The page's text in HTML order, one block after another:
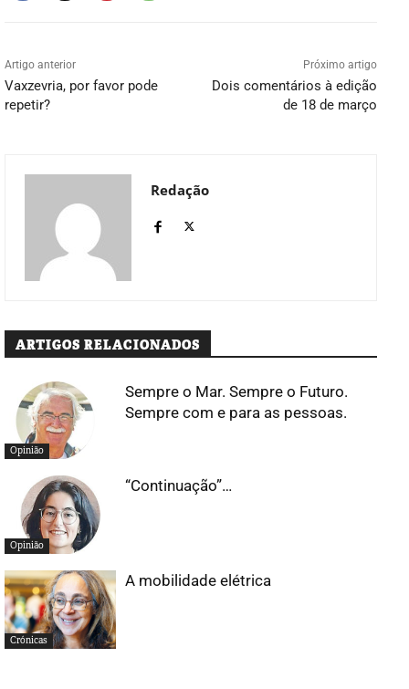
Artigo anterior
Vaxzevria, por favor pode
repetir?
Próximo artigo
Dois comentários à edição
de 18 de março
Redação
ARTIGOS RELACIONADOS
Opinião
Sempre o Mar. Sempre o Futuro.
Sempre com e para as pessoas.
Opinião
“Continuação”…
Crónicas
A mobilidade elétrica